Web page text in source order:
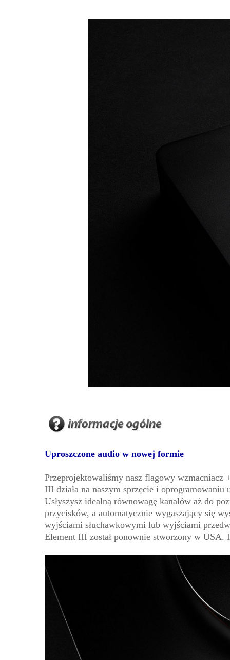
Uproszczone audio w nowej formie
Przeprojektowaliśmy nasz flagowy wzmacniacz
III działa na naszym sprzęcie i
Usłyszysz idealną równowagę kanałów aż do
przycisków, a automatycznie wygaszający się
wyjściami słuchawkowymi lub wyjściami
Element III został ponownie stworzony w USA.